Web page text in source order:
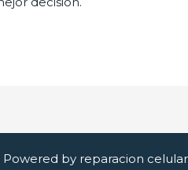
Powered by reparacion